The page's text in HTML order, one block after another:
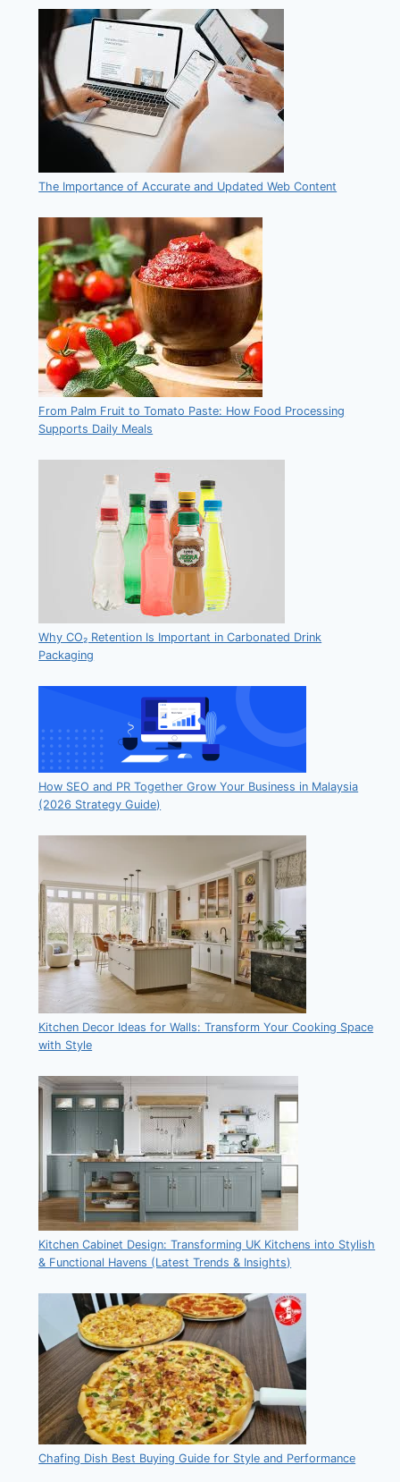
The Importance of Accurate and Updated Web Content
From Palm Fruit to Tomato Paste: How Food Processing
Supports Daily Meals
Why CO₂ Retention Is Important in Carbonated Drink
Packaging
How SEO and PR Together Grow Your Business in Malaysia
(2026 Strategy Guide)
Kitchen Decor Ideas for Walls: Transform Your Cooking Space
with Style
Kitchen Cabinet Design: Transforming UK Kitchens into Stylish
& Functional Havens (Latest Trends & Insights)
Chafing Dish Best Buying Guide for Style and Performance